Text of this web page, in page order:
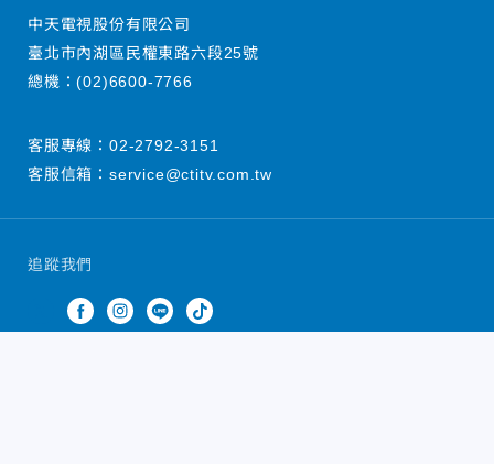
追蹤我們
中天電視股份有限公司
臺北市內湖區民權東路六段25號
總機：(02)6600-7766
客服專線： 02-2792-3151
客服信箱： service@ctitv.com.tw